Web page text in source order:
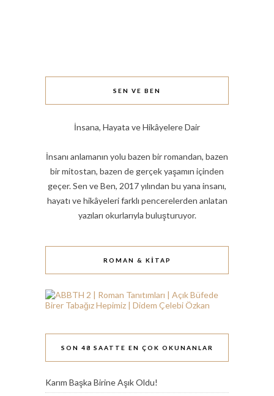
SEN VE BEN
İnsana, Hayata ve Hikâyelere Dair
İnsanı anlamanın yolu bazen bir romandan, bazen
bir mitostan, bazen de gerçek yaşamın içinden
geçer. Sen ve Ben, 2017 yılından bu yana insanı,
hayatı ve hikâyeleri farklı pencerelerden anlatan
yazıları okurlarıyla buluşturuyor.
ROMAN & KITAP
SON 48 SAATTE EN ÇOK OKUNANLAR
Karım Başka Birine Aşık Oldu!